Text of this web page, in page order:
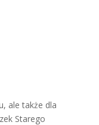
ale także dla
Starego